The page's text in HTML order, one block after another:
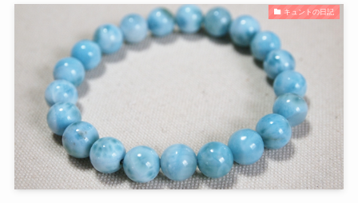
キュントの日記